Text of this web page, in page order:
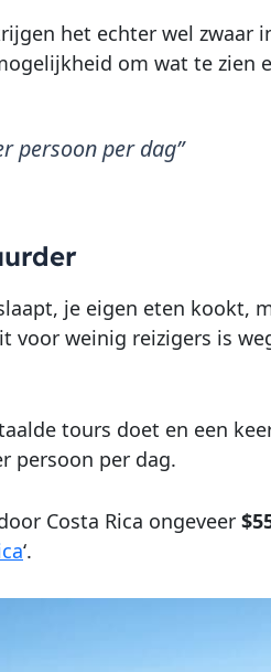
het echter wel zwaar
om wat te zien
persoon per dag”
je eigen eten kookt,
voor weinig reizigers is
tours doet en een
persoon per dag.
Costa Rica ongeveer
‘.